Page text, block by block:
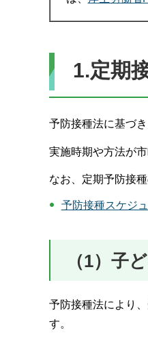
1.定期
予防接種法に基づ
実施時期や方法が
なお、定期予防接
予防接種スケジ
（1）子
予防接種法により
す。